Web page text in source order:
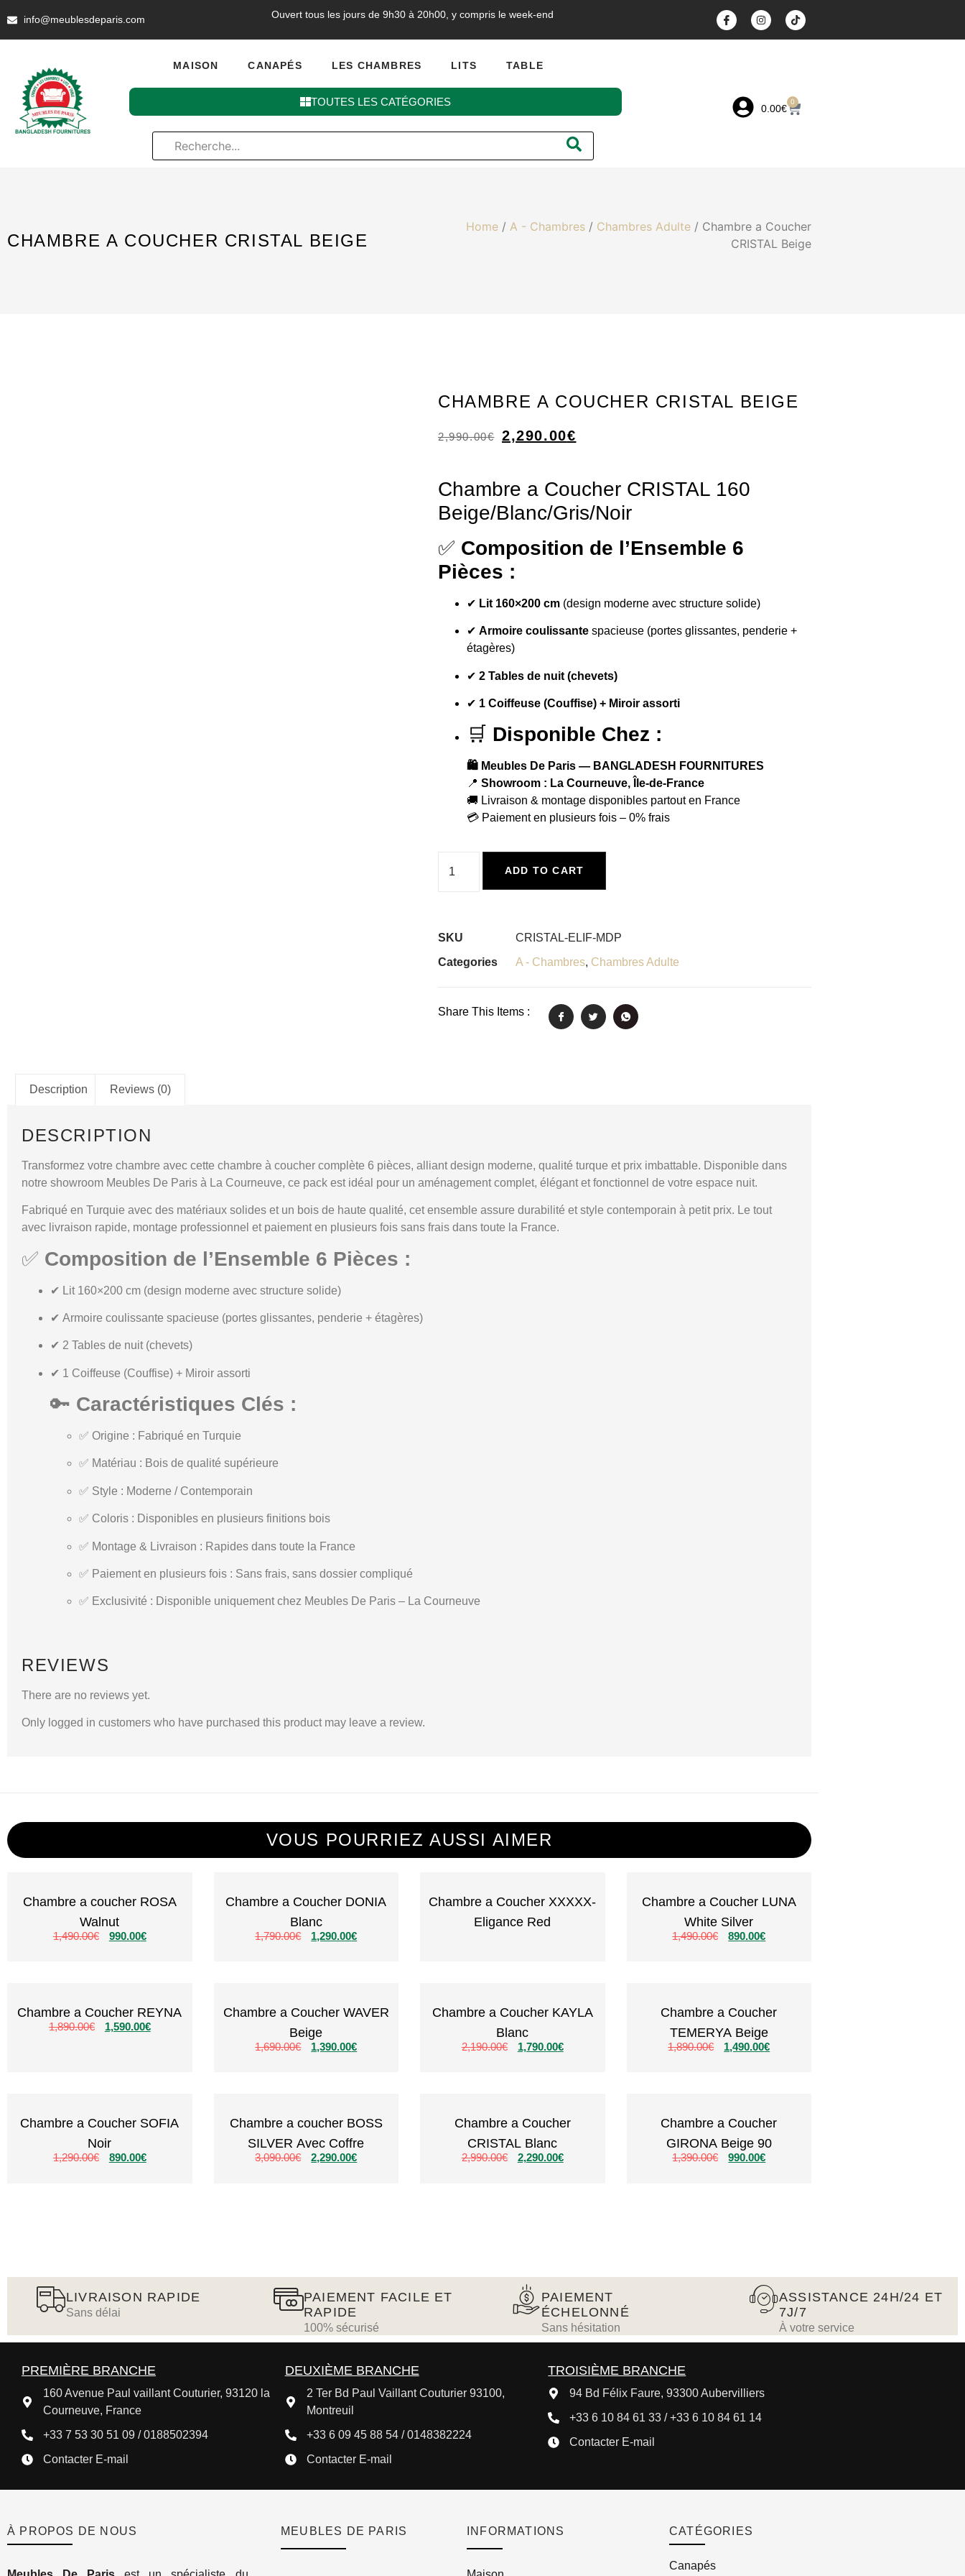
info@meublesdeparis.com Ouvert tous les jours de 9h30 à 20h00, y compris le week-end
MAISON CANAPÉS LES CHAMBRES LITS TABLE
TOUTES LES CATÉGORIES
0.00€
0
CHAMBRE A COUCHER CRISTAL BEIGE
Home / A - Chambres / Chambres Adulte / Chambre a Coucher
CRISTAL Beige
CHAMBRE A COUCHER CRISTAL BEIGE
2,990.00€ 2,290.00€
Chambre a Coucher CRISTAL 160
Beige/Blanc/Gris/Noir
✅ Composition de l’Ensemble 6
Pièces :
✔ Lit 160×200 cm (design moderne avec structure solide)
✔ Armoire coulissante spacieuse (portes glissantes, penderie +
étagères)
✔ 2 Tables de nuit (chevets)
✔ 1 Coiffeuse (Couffise) + Miroir assorti
🛒 Disponible Chez :
🛍️ Meubles De Paris — BANGLADESH FOURNITURES
📍 Showroom : La Courneuve, Île-de-France
🚚 Livraison & montage disponibles partout en France
💳 Paiement en plusieurs fois – 0% frais
ADD TO CART
SKU
CRISTAL-ELIF-MDP
Categories
A - Chambres, Chambres Adulte
Share This Items :
Description Reviews (0)
DESCRIPTION
Transformez votre chambre avec cette chambre à coucher complète 6 pièces, alliant design moderne, qualité turque et prix imbattable. Disponible dans
notre showroom Meubles De Paris à La Courneuve, ce pack est idéal pour un aménagement complet, élégant et fonctionnel de votre espace nuit.
Fabriqué en Turquie avec des matériaux solides et un bois de haute qualité, cet ensemble assure durabilité et style contemporain à petit prix. Le tout
avec livraison rapide, montage professionnel et paiement en plusieurs fois sans frais dans toute la France.
✅ Composition de l’Ensemble 6 Pièces :
✔ Lit 160×200 cm (design moderne avec structure solide)
✔ Armoire coulissante spacieuse (portes glissantes, penderie + étagères)
✔ 2 Tables de nuit (chevets)
✔ 1 Coiffeuse (Couffise) + Miroir assorti
🔑 Caractéristiques Clés :
✅ Origine : Fabriqué en Turquie
✅ Matériau : Bois de qualité supérieure
✅ Style : Moderne / Contemporain
✅ Coloris : Disponibles en plusieurs finitions bois
✅ Montage & Livraison : Rapides dans toute la France
✅ Paiement en plusieurs fois : Sans frais, sans dossier compliqué
✅ Exclusivité : Disponible uniquement chez Meubles De Paris – La Courneuve
REVIEWS
There are no reviews yet.
Only logged in customers who have purchased this product may leave a review.
VOUS POURRIEZ AUSSI AIMER
Chambre a coucher ROSA
Walnut
1,490.00€ 990.00€
Chambre a Coucher DONIA
Blanc
1,790.00€ 1,290.00€
Chambre a Coucher XXXXX-
Eligance Red
Chambre a Coucher LUNA
White Silver
1,490.00€ 890.00€
Chambre a Coucher REYNA
1,890.00€ 1,590.00€
Chambre a Coucher WAVER
Beige
1,690.00€ 1,390.00€
Chambre a Coucher KAYLA
Blanc
2,190.00€ 1,790.00€
Chambre a Coucher
TEMERYA Beige
1,890.00€ 1,490.00€
Chambre a Coucher SOFIA
Noir
1,290.00€ 890.00€
Chambre a coucher BOSS
SILVER Avec Coffre
3,090.00€ 2,290.00€
Chambre a Coucher
CRISTAL Blanc
2,990.00€ 2,290.00€
Chambre a Coucher
GIRONA Beige 90
1,390.00€ 990.00€
LIVRAISON RAPIDE
Sans délai
PAIEMENT FACILE ET
RAPIDE
100% sécurisé
PAIEMENT
ÉCHELONNÉ
Sans hésitation
ASSISTANCE 24H/24 ET
7J/7
À votre service
PREMIÈRE BRANCHE
160 Avenue Paul vaillant Couturier, 93120 la
Courneuve, France
+33 7 53 30 51 09 / 0188502394
Contacter E-mail
DEUXIÈME BRANCHE
2 Ter Bd Paul Vaillant Couturier 93100,
Montreuil
+33 6 09 45 88 54 / 0148382224
Contacter E-mail
TROISIÈME BRANCHE
94 Bd Félix Faure, 93300 Aubervilliers
+33 6 10 84 61 33 / +33 6 10 84 61 14
Contacter E-mail
À PROPOS DE NOUS MEUBLES DE PARIS INFORMATIONS CATÉGORIES
Canapés